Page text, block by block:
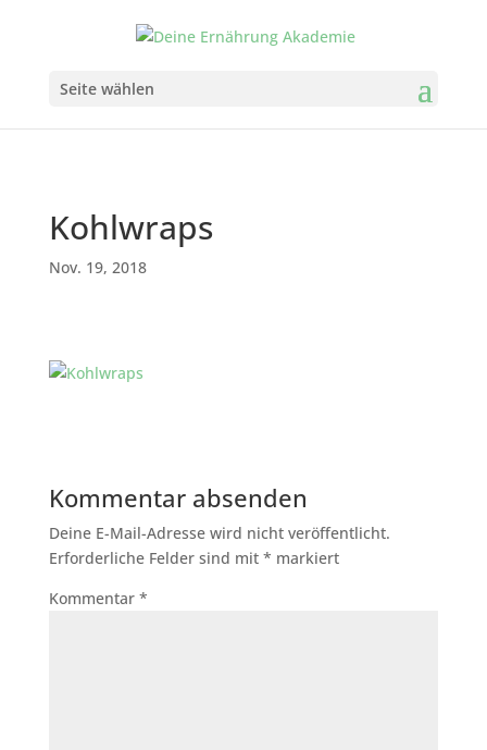
Seite wählen
Kohlwraps
Nov. 19, 2018
Kommentar absenden
Deine E-Mail-Adresse wird nicht veröffentlicht.
Erforderliche Felder sind mit * markiert
Kommentar *